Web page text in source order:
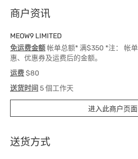
商户资讯
MEOW9 LIMITED
免运费金额帐单总额* 满$350 *注： 帐
惠、优惠券及运费后的金额。
运费$80
送货时间 5 個工作天
进入此商户页面
送货方式